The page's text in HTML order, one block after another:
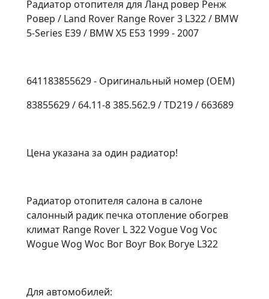
Радиатор отопителя для Ланд ровер Ренж
Ровер / Land Rover Range Rover 3 L322 / BMW
5-Series E39 / BMW X5 E53 1999 - 2007
641183855629 - Оригинальный номер (OEM)
83855629 / 64.11-8 385.562.9 / TD219 / 663689
Цена указана за один радиатор!
Радиатор отопителя салона в салоне
салонный радик печка отопление обогрев
климат Range Rover L 322 Vogue Vog Voc
Wogue Wog Woc Вог Воуг Вок Вогуе L322
Для автомобилей: